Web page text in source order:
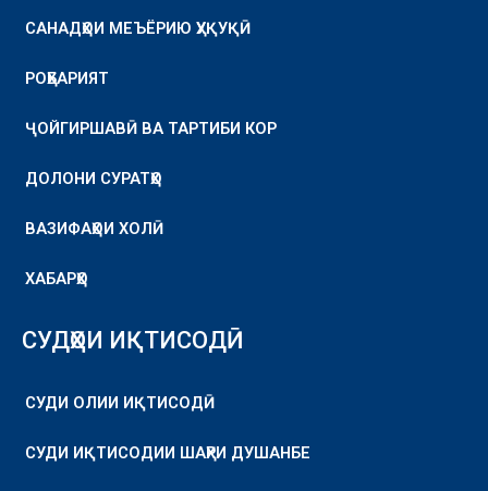
САНАДҲОИ МЕЪЁРИЮ ҲУҚУҚӢ
РОҲБАРИЯТ
ҶОЙГИРШАВӢ ВА ТАРТИБИ КОР
ДОЛОНИ СУРАТҲО
ВАЗИФАҲОИ ХОЛӢ
ХАБАРҲО
СУДҲОИ ИҚТИСОДӢ
СУДИ ОЛИИ ИҚТИСОДӢ
СУДИ ИҚТИСОДИИ ШАҲРИ ДУШАНБЕ